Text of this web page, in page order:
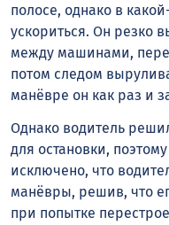
полосе, однако в
ускориться. Он резко
между машинами,
потом следом
манёвре он как раз и
Однако водитель
для остановки,
исключено, что
манёвры, решив, что
при попытке